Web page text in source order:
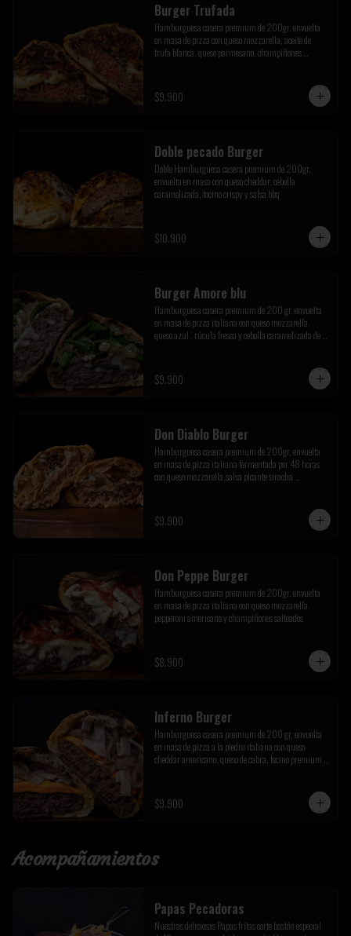
Burger Trufada
Hamburguesa casera premium de 200gr, envuelta
en masa de pizza con queso mozzarella, aceite de
trufa blanca, queso parmesano, champiñones
$9.900
Doble pecado Burger
Doble Hamburguesa casera premium de 200gr,
envuelta en masa con queso cheddar, cebolla
caramelizada, tocino crispy y salsa bbq
$10.900
Burger Amore blu
Hamburguesa casera premium de 200 gr, envuelta
en masa de pizza italiana con queso mozzarella,
queso azul , rúcula fresca y cebolla caramelizada de la
$9.900
Don Diablo Burger
Hamburguesa casera premium de 200gr, envuelta
en masa de pizza italiana fermentada por 48 horas
con queso mozzarella,salsa picante siracha
$9.900
Don Peppe Burger
Hamburguesa casera premium de 200gr, envuelta
en masa de pizza italiana con queso mozzarella,
pepperoni americano y champiñones salteados
$8.900
Inferno Burger
Hamburguesa casera premium de 200 gr, envuelta
en masa de pizza a la piedra italiana con queso
cheddar americano, queso de cabra, tocino premium y
$9.900
Acompañamientos
Papas Pecadoras
Nuestras deliciosas Papas fritas corte bastón especial